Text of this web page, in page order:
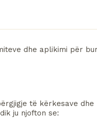
dhe aplikimi për
të kërkesave dhe
ju njofton se: